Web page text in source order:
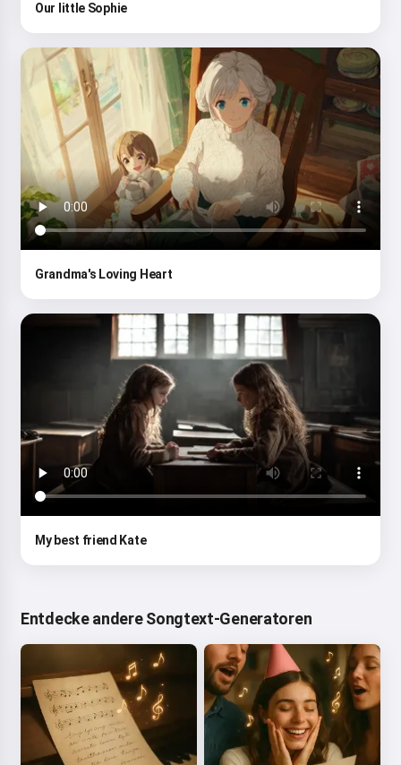
Our little Sophie
Grandma's Loving Heart
My best friend Kate
Entdecke andere Songtext-Generatoren